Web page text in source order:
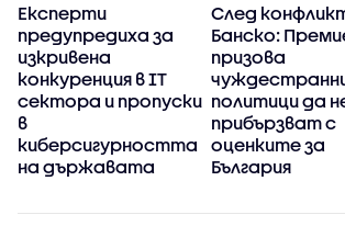
Експерти
предупредиха за
изкривена
конкуренция в IT
сектора и пропуски
в
киберсигурността
на държавата
След
Банско:
призова
политици да
прибързват с
оценките за
България